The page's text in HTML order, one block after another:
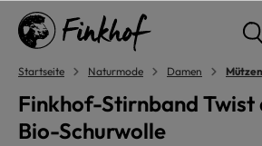
springen
Startseite Naturmode Damen
Finkhof-Stirnband Twist
Bio-Schurwolle